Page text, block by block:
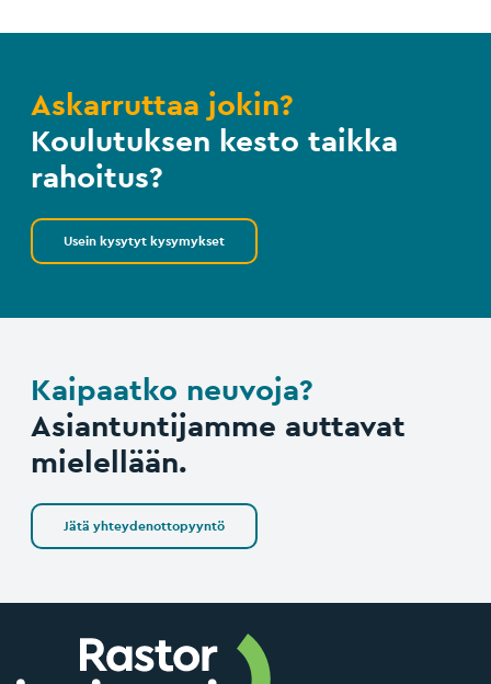
Askarruttaa jokin?
Koulutuksen kesto taikka
rahoitus?
Usein kysytyt kysymykset
Kaipaatko neuvoja?
Asiantuntijamme auttavat
mielellään.
Jätä yhteydenottopyyntö